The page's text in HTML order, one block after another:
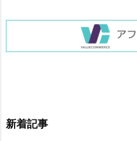
新着記事